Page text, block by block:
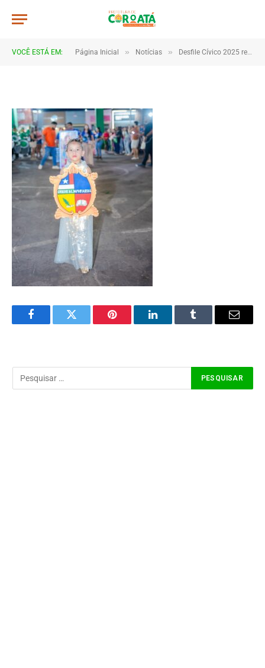
VOCÊ ESTÁ EM: Página Inicial » Notícias » Desfile Cívico 2025 reúne escolas e comunidades em Coroatá
0038
FacebookTwitter Pinterest LinkedInTumblr Email